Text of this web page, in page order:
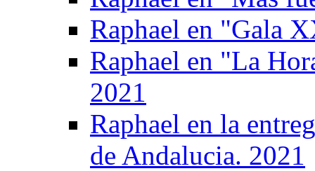
Raphael en "Gala
Raphael en "La
2021
Raphael en la
de Andalucia. 2021